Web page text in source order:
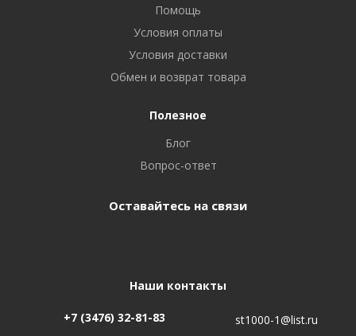
Помощь
Условия оплаты
Условия доставки
Обмен и возврат товара
Полезное
Блог
Вопрос-ответ
Оставайтесь на связи
Наши контакты
+7 (3476) 32-81-83 st1000-1@list.ru